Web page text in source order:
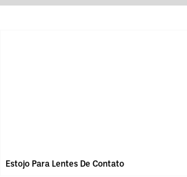
Estojo Para Lentes De Contato